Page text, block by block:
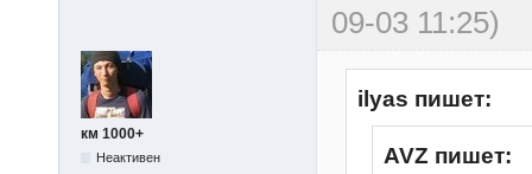
09-03 11:25)
км 1000+
Неактивен
ilyas пишет:
AVZ пишет: